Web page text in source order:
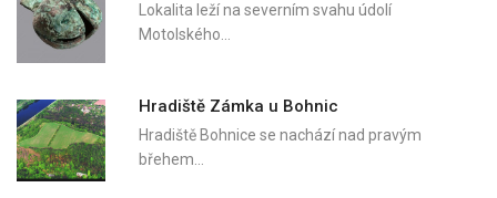
Lokalita leží na severním svahu údolí
Motolského…
Hradiště Zámka u Bohnic
Hradiště Bohnice se nachází nad pravým
břehem…